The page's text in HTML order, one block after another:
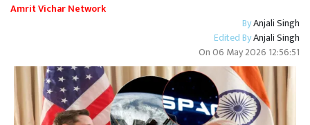
Amrit Vichar Network
ByAnjali Singh
Edited ByAnjali Singh
On06 May 2026 12:56:51